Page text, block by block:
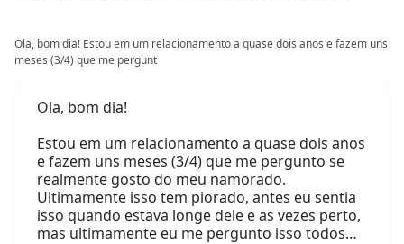
Ola, bom dia! Estou em um relacionamento a quase dois anos e fazem uns
meses (3/4) que me pergunt
Ola, bom dia!
Estou em um relacionamento a quase dois anos
e fazem uns meses (3/4) que me pergunto se
realmente gosto do meu namorado.
Ultimamente isso tem piorado, antes eu sentia
isso quando estava longe dele e as vezes perto,
mas ultimamente eu me pergunto isso todos…